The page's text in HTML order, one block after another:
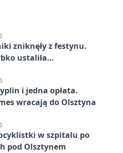
zniknęły z festynu.
ustaliła
i jedna opłata.
wracają do Olsztyna
w szpitalu po
pod Olsztynem